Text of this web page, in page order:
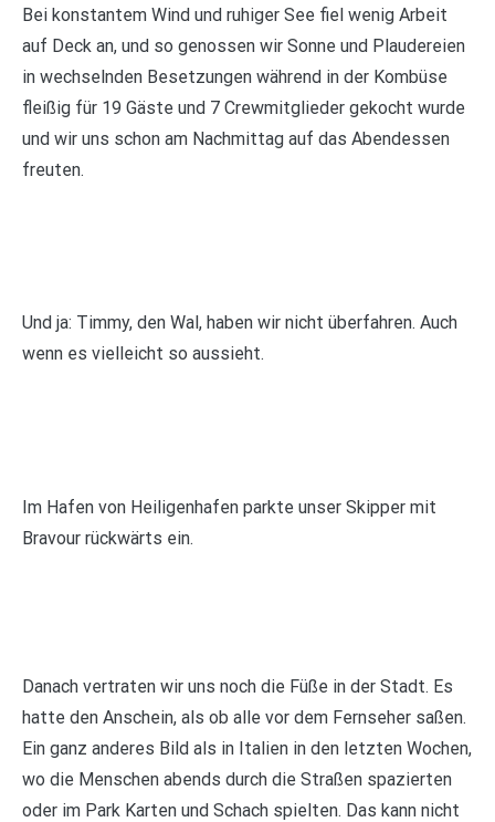
Bei konstantem Wind und ruhiger See fiel wenig Arbeit
auf Deck an, und so genossen wir Sonne und Plaudereien
in wechselnden Besetzungen während in der Kombüse
fleißig für 19 Gäste und 7 Crewmitglieder gekocht wurde
und wir uns schon am Nachmittag auf das Abendessen
freuten.
Und ja: Timmy, den Wal, haben wir nicht überfahren. Auch
wenn es vielleicht so aussieht.
Im Hafen von Heiligenhafen parkte unser Skipper mit
Bravour rückwärts ein.
Danach vertraten wir uns noch die Füße in der Stadt. Es
hatte den Anschein, als ob alle vor dem Fernseher saßen.
Ein ganz anderes Bild als in Italien in den letzten Wochen,
wo die Menschen abends durch die Straßen spazierten
oder im Park Karten und Schach spielten. Das kann nicht